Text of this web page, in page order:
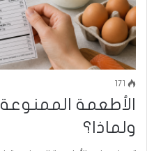
171
الأطعمة
ولماذا؟